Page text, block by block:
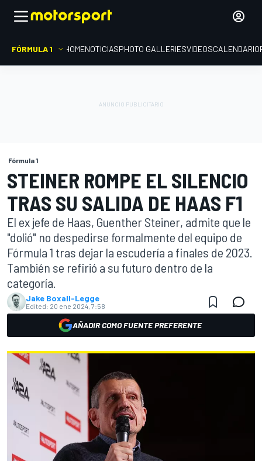
FÓRMULA 1 HOMENOTICIASPHOTO GALLERIESVIDEOSCALENDARIO
Fórmula 1
STEINER ROMPE EL SILENCIO
TRAS SU SALIDA DE HAAS F1
El ex jefe de Haas, Guenther Steiner, admite que le
"dolió" no despedirse formalmente del equipo de
Fórmula 1 tras dejar la escudería a finales de 2023.
También se refirió a su futuro dentro de la
categoría.
Jake Boxall-Legge
Edited: 20 ene 2024, 7:58
AÑADIR COMO FUENTE PREFERENTE